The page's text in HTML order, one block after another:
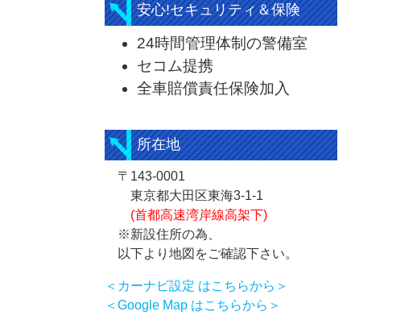
安心!セキュリティ＆保険
24時間管理体制の警備室
セコム提携
全車賠償責任保険加入
所在地
〒143-0001
東京都大田区東海3-1-1
(首都高速湾岸線高架下)
※新設住所の為、
以下より地図をご確認下さい。
＜カーナビ設定 はこちらから＞
＜Google Map はこちらから＞